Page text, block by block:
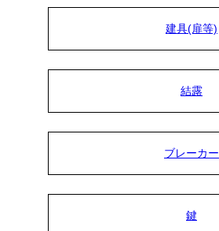
建具(扉等)
結露
ブレーカー
鍵